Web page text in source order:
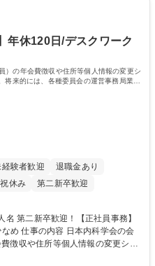
いキャリアの選択肢があり、公募
戦できるカルチャーが浸透してい
年休120日/デスクワーク
）の年会費徴収や住所等個人情報の変更シ
来的には、各種委員会の運営事務局業務
経験者歓迎
退職金あり
休み 第二新卒歓迎
会の会
徴収や住所等個人情報の変更シス
す。将来的には、各種委員会の運